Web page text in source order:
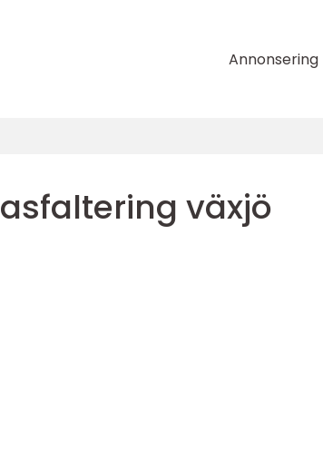
Annonsering
asfaltering växjö